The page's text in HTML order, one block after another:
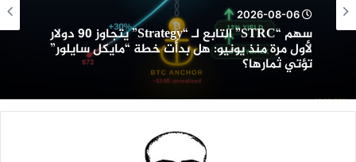
يتجاوز
90
منذ
يونيو:
2026-08-06
سهم “STRC” التابع لـ “Strategy” يتجاوز 90 دولار
لأول مرة منذ يونيو: هل بدأت خطة “مايكل سايلور”
تؤتي ثمارها؟